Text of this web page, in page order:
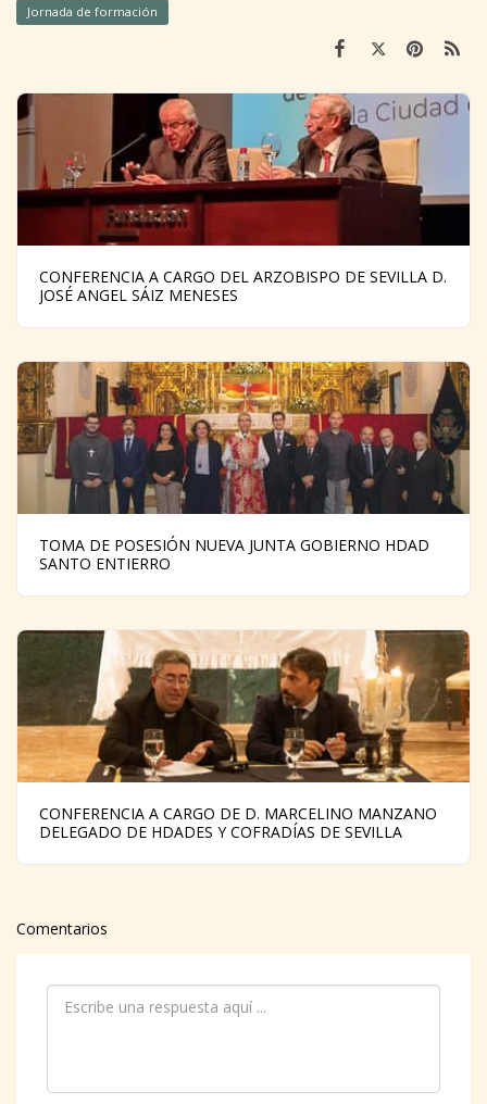
Jornada de formación
CONFERENCIA A CARGO DEL ARZOBISPO DE SEVILLA D.
JOSÉ ANGEL SÁIZ MENESES
TOMA DE POSESIÓN NUEVA JUNTA GOBIERNO HDAD
SANTO ENTIERRO
CONFERENCIA A CARGO DE D. MARCELINO MANZANO
DELEGADO DE HDADES Y COFRADÍAS DE SEVILLA
Comentarios